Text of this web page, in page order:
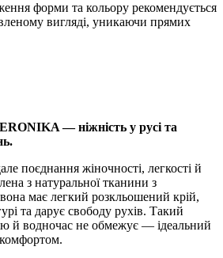
форми та кольору рекомендується
вигляді, уникаючи прямих
— ніжність у русі та
поєднання жіночності, легкості й
з натуральної тканини з
має легкий розкльошений крій,
та дарує свободу рухів. Такий
й водночас не обмежує — ідеальний